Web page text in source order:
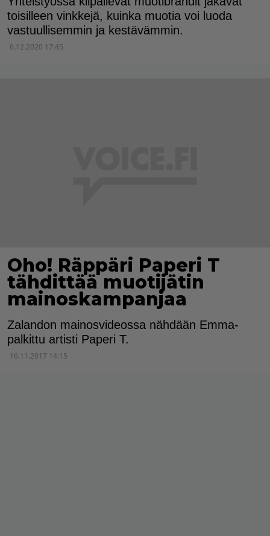
toisilleen vinkkejä, kuinka muotia voi luoda
vastuullisemmin ja kestävämmin.
6.12.2020 17:45
Oho! Räppäri Paperi T
tähdittää muotijätin
mainoskampanjaa
Zalandon mainosvideossa nähdään Emma-
palkittu artisti Paperi T.
16.11.2017 14:15